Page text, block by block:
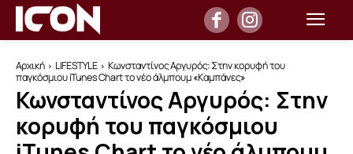
Αρχική LIFESTYLE
Κωνσταντίνος Αργυρός: Στην κορυφή του
παγκόσμιου iTunes Chart το νέο άλμπουμ «Καμπάνες»
Κωνσταντίνος Αργυρός: Στην
κορυφή του παγκόσμιου